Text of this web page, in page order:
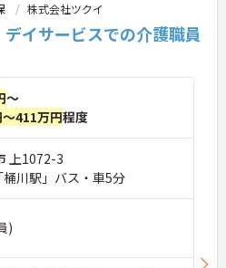
株式会社ツクイ
イサービスでの介護職員
～
411万円程度
上1072-3
桶川駅」バス・車5分
)